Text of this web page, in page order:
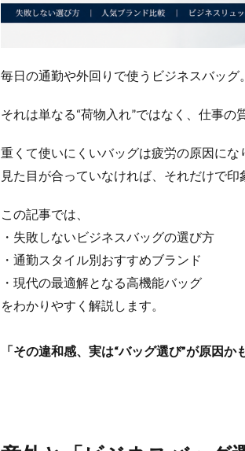
毎日の通勤や外回りで使うビジネスバッグ。
それは単なる“荷物入れ”ではなく、仕事の
重くて使いにくいバッグは疲労の原因にな
見た目が合っていなければ、それだけで印
この記事では、
・失敗しないビジネスバッグの選び方
・通勤スタイル別おすすめブランド
・現代の最適解となる高機能バッグ
をわかりやすく解説します。
「その違和感、実は“バッグ選び”が原因か